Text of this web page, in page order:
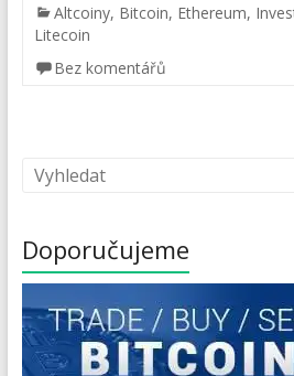
Altcoiny, Bitcoin, Ethereum,
Litecoin
Bez komentářů
Doporučujeme